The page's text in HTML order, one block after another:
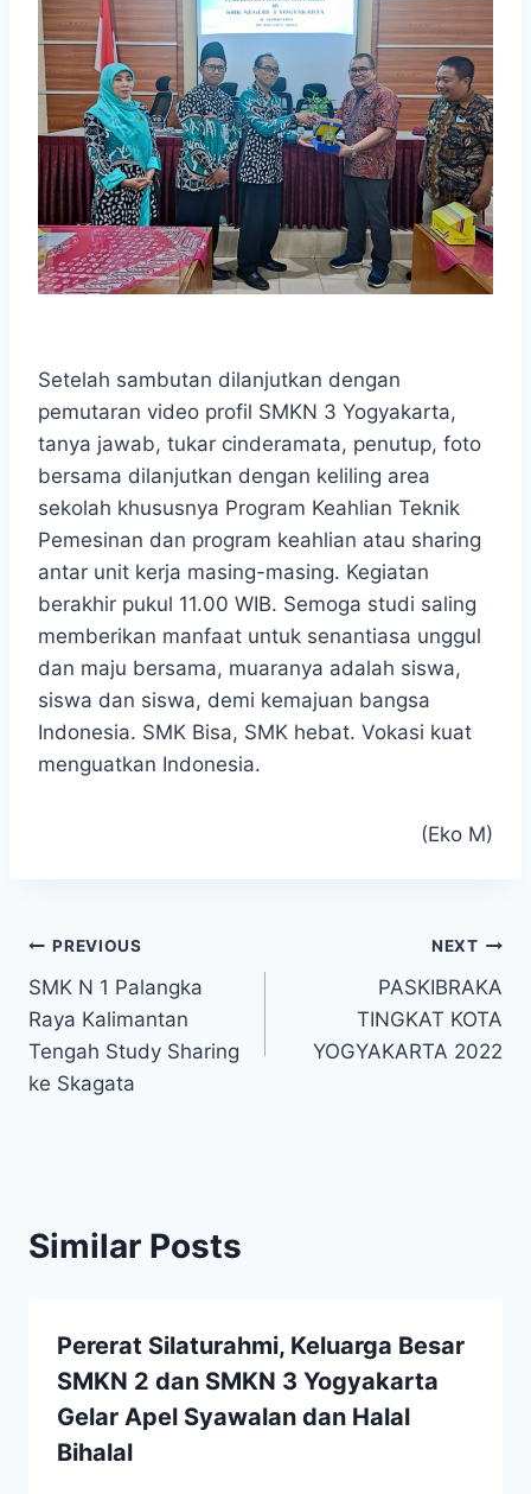
Setelah sambutan dilanjutkan dengan
pemutaran video profil SMKN 3 Yogyakarta,
tanya jawab, tukar cinderamata, penutup, foto
bersama dilanjutkan dengan keliling area
sekolah khususnya Program Keahlian Teknik
Pemesinan dan program keahlian atau sharing
antar unit kerja masing-masing. Kegiatan
berakhir pukul 11.00 WIB. Semoga studi saling
memberikan manfaat untuk senantiasa unggul
dan maju bersama, muaranya adalah siswa,
siswa dan siswa, demi kemajuan bangsa
Indonesia. SMK Bisa, SMK hebat. Vokasi kuat
menguatkan Indonesia.
(Eko M)
Navigasi
pos
PREVIOUS
SMK N 1 Palangka
Raya Kalimantan
Tengah Study Sharing
ke Skagata
NEXT
PASKIBRAKA
TINGKAT KOTA
YOGYAKARTA 2022
Similar Posts
Pererat Silaturahmi, Keluarga Besar
SMKN 2 dan SMKN 3 Yogyakarta
Gelar Apel Syawalan dan Halal
Bihalal